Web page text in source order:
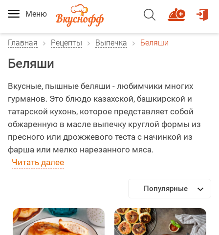
Меню
Главная Рецепты Выпечка Беляши
Беляши
Вкусные, пышные беляши - любимчики многих
гурманов. Это блюдо казахской, башкирской и
татарской кухонь, которое представляет собой
обжаренную в масле выпечку круглой формы из
пресного или дрожжевого теста с начинкой из
фарша или мелко нарезанного мяса.
Читать далее
Популярные